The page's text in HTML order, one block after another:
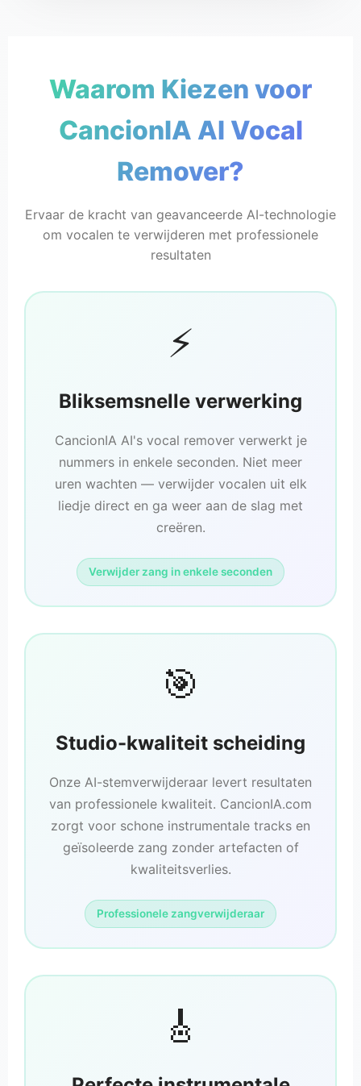
🎸 Instrumentaal
Waarom Kiezen voor
CancionIA AI Vocal
Remover?
Ervaar de kracht van geavanceerde AI-technologie
om vocalen te verwijderen met professionele
resultaten
⚡
Bliksemsnelle verwerking
CancionIA AI's vocal remover verwerkt je
nummers in enkele seconden. Niet meer
uren wachten — verwijder vocalen uit elk
liedje direct en ga weer aan de slag met
creëren.
Verwijder zang in enkele seconden
🎯
Studio-kwaliteit scheiding
Onze AI-stemverwijderaar levert resultaten
van professionele kwaliteit. CancionIA.com
zorgt voor schone instrumentale tracks en
geïsoleerde zang zonder artefacten of
kwaliteitsverlies.
Professionele zangverwijderaar
🎸